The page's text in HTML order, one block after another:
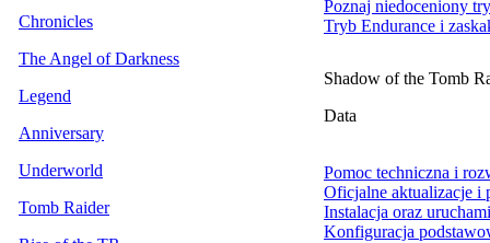
Chronicles
The Angel of Darkness
Legend
Anniversary
Underworld
Tomb Raider
Poznaj niedoceniony
Tryb Endurance i
Shadow of the Tomb
Data
Pomoc techniczna i
Oficjalne aktualizacje i
Instalacja oraz
Konfiguracja